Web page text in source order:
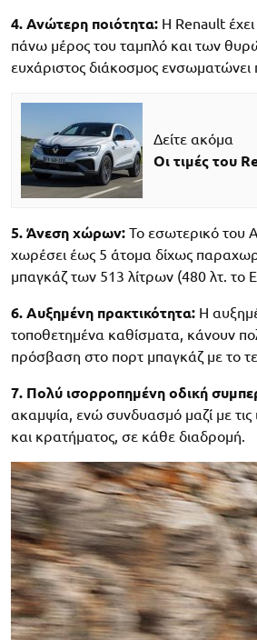
4. Ανώτερη ποιότητα: Η Renault
πάνω μέρος του ταμπλό και των
ευχάριστος διάκοσμος ενσωματώνει
Δείτε ακόμα
Οι τιμές του
5. Άνεση χώρων: To εσωτερικό του
χωρέσει έως 5 άτομα δίχως
μπαγκάζ των 513 λίτρων (480 λτ. το
6. Αυξημένη πρακτικότητα: Η
τοποθετημένα καθίσματα, κάνουν
πρόσβαση στο πορτ μπαγκάζ με το
7. Πολύ ισορροπημένη οδική
ακαμψία, ενώ συνδυασμό μαζί με τις
και κρατήματος, σε κάθε διαδρομή.